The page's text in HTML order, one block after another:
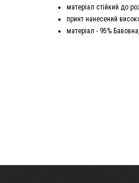
матеріал стійкий до
принт нанесений
матеріал - 95%